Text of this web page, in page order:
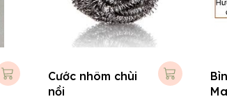
Cước nhôm chùi
nồi